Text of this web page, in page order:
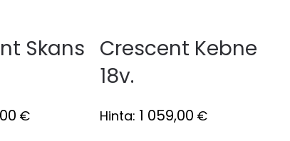
Skans
€
Crescent Kebne
18v.
Hinta: 1 059,00 €